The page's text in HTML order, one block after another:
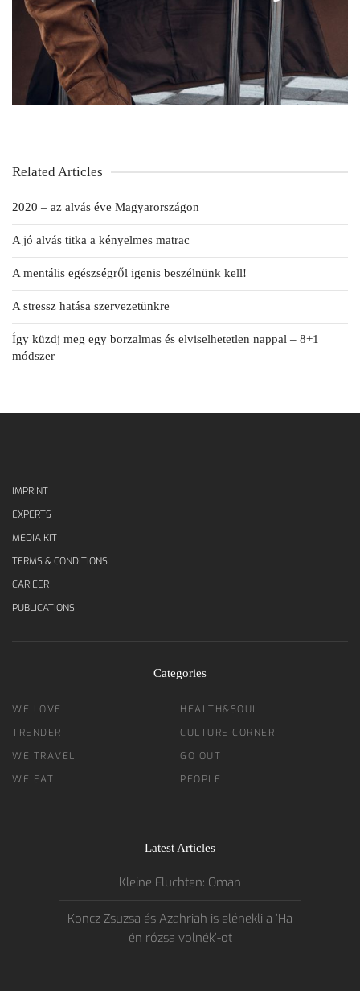
Related Articles
2020 – az alvás éve Magyarországon
A jó alvás titka a kényelmes matrac
A mentális egészségről igenis beszélnünk kell!
A stressz hatása szervezetünkre
Így küzdj meg egy borzalmas és elviselhetetlen nappal – 8+1
módszer
IMPRINT
EXPERTS
MEDIA KIT
TERMS & CONDITIONS
CARIEER
PUBLICATIONS
Categories
WE!LOVE
TRENDER
WE!TRAVEL
WE!EAT
HEALTH&SOUL
CULTURE CORNER
GO OUT
PEOPLE
Latest Articles
Kleine Fluchten: Oman
Koncz Zsuzsa és Azahriah is elénekli a ’Ha
én rózsa volnék’-ot